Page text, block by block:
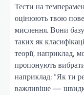
Тести на
оцінюють твою
мислення. Вони
таких як
теорії, наприклад,
пропонують вибрати
наприклад: “Як ти
важливіше —